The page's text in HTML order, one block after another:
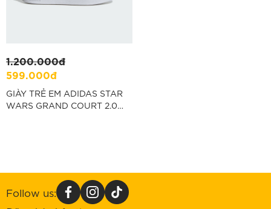
1.200.000đ
599.000đ
GIÀY TRẺ EM ADIDAS STAR
WARS GRAND COURT 2.0
Follow us: